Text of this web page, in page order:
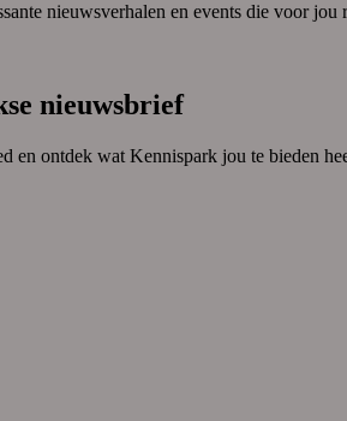
nieuwsverhalen en events die voor jou
nieuwsbrief
en ontdek wat Kennispark jou te bieden